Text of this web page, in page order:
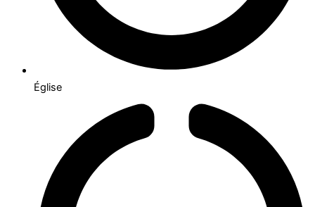
Église